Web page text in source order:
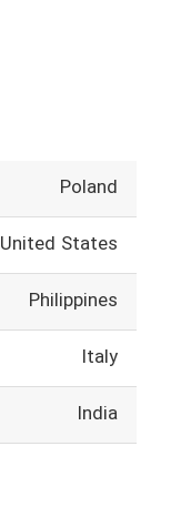
Poland
United States
Philippines
Italy
India